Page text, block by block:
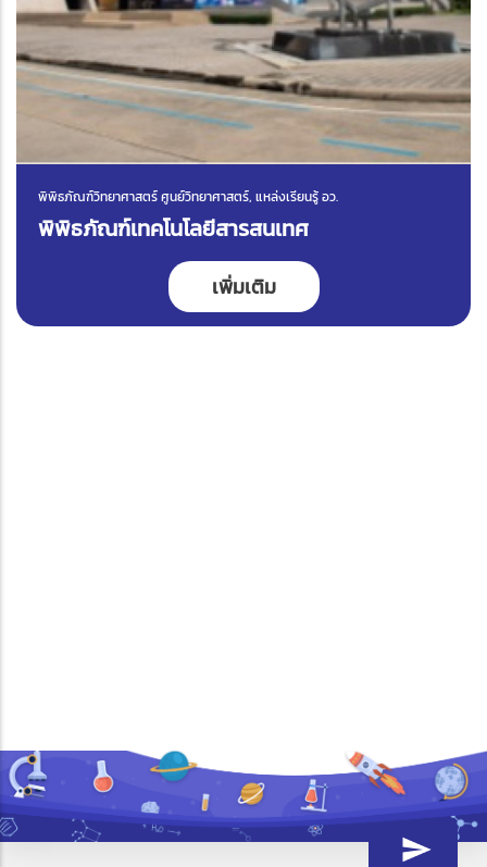
พิพิธภัณฑ์วิทยาศาสตร์ ศูนย์วิทยาศาสตร์, แหล่งเรียนรู้ อว.
พิพิธภัณฑ์เทคโนโลยีสารสนเทศ
เพิ่มเติม